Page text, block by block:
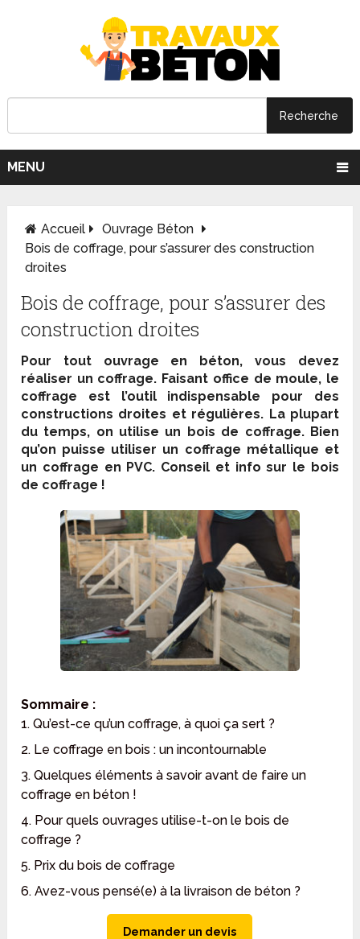
MENU
Accueil
Ouvrage Béton
Bois de coffrage, pour s’assurer des construction
droites
Bois de coffrage, pour s’assurer des
construction droites
Pour tout ouvrage en béton, vous devez
réaliser un coffrage. Faisant office de moule, le
coffrage est l’outil indispensable pour des
constructions droites et régulières. La plupart
du temps, on utilise un bois de coffrage. Bien
qu’on puisse utiliser un coffrage métallique et
un coffrage en PVC. Conseil et info sur le bois
de coffrage !
Sommaire :
1. Qu’est-ce qu’un coffrage, à quoi ça sert ?
2. Le coffrage en bois : un incontournable
3. Quelques éléments à savoir avant de faire un
coffrage en béton !
4. Pour quels ouvrages utilise-t-on le bois de
coffrage ?
5. Prix du bois de coffrage
6. Avez-vous pensé(e) à la livraison de béton ?
Demander un devis